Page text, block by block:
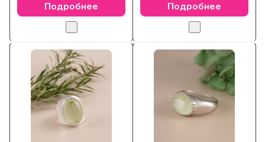
Подробнее Подробнее